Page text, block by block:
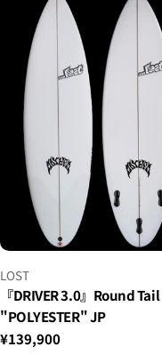
ベ
ン
ダ
ー：
LOST
『DRIVER 3.0』Round
"POLYESTER" JP
通
¥139,900